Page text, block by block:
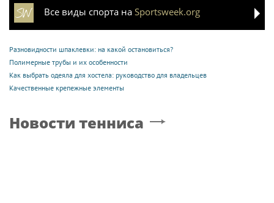
Все виды спорта на Sportsweek.org
Разновидности шпаклевки: на какой остановиться?
Полимерные трубы и их особенности
Как выбрать одеяла для хостела: руководство для владельцев
Качественные крепежные элементы
Новости тенниса